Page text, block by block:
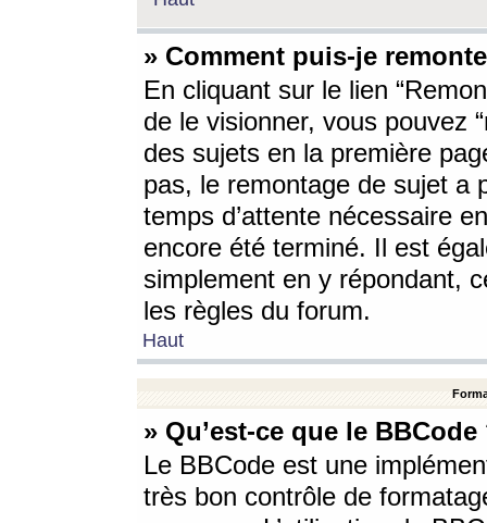
» Comment puis-je
En cliquant sur le lien
de le visionner, vous pouvez
des sujets en la première
pas, le remontage de sujet a
temps d’attente nécessaire
encore été terminé. Il est
simplement en y répondant,
les règles du forum.
Haut
» Qu’est-ce que le BBCode
Le BBCode est une
très bon contrôle de